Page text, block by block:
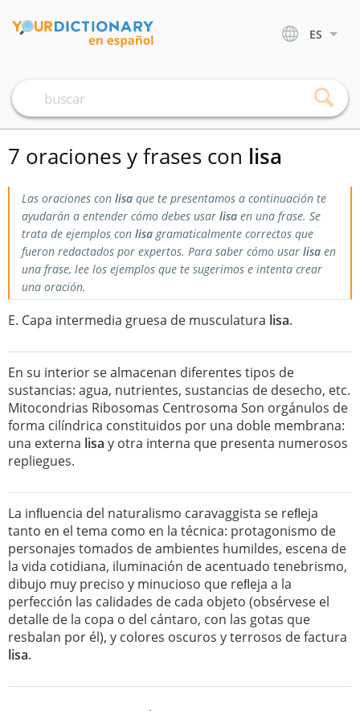
ES
7 oraciones y frases con lisa
Las oraciones con lisa que te presentamos a continuación te
ayudarán a entender cómo debes usar lisa en una frase. Se
trata de ejemplos con lisagramaticalmente correctos que
fueron redactados por expertos. Para saber cómo usar lisa en
una frase, lee los ejemplos que te sugerimos e intenta crear
una oración.
E. Capa intermedia gruesa de musculatura lisa.
En su interior se almacenan diferentes tipos de
sustancias: agua, nutrientes, sustancias de desecho, etc.
Mitocondrias Ribosomas Centrosoma Son orgánulos de
forma cilíndrica constituidos por una doble membrana:
una externa lisa y otra interna que presenta numerosos
repliegues.
La inﬂuencia del naturalismo caravaggista se reﬂeja
tanto en el tema como en la técnica: protagonismo de
personajes tomados de ambientes humildes, escena de
la vida cotidiana, iluminación de acentuado tenebrismo,
dibujo muy preciso y minucioso que reﬂeja a la
perfección las calidades de cada objeto (obsérvese el
detalle de la copa o del cántaro, con las gotas que
resbalan por él), y colores oscuros y terrosos de factura
lisa.